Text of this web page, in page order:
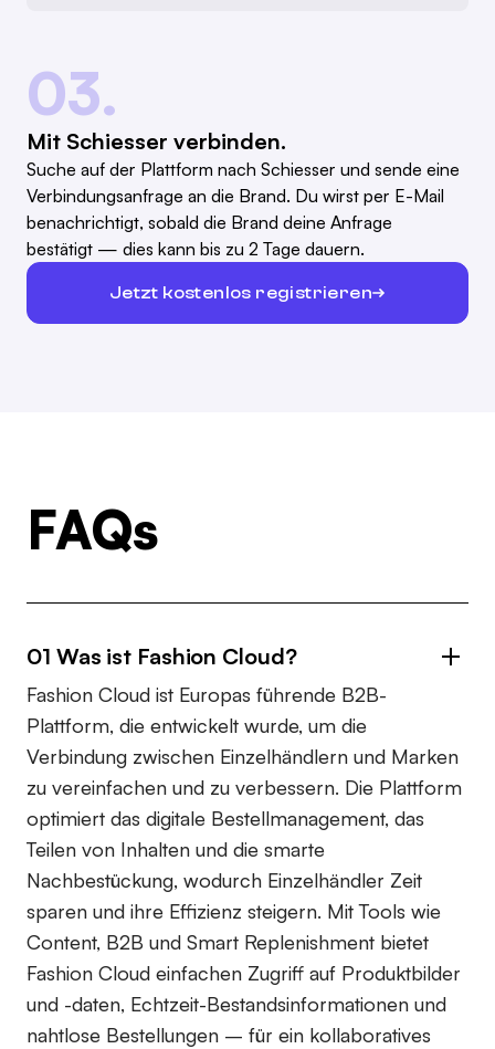
03.
Mit Schiesser verbinden.
Suche auf der Plattform nach Schiesser und sende eine
Verbindungsanfrage an die Brand. Du wirst per E-Mail
benachrichtigt, sobald die Brand deine Anfrage
bestätigt — dies kann bis zu 2 Tage dauern.
Jetzt kostenlos registrieren
FAQs
01 Was ist Fashion Cloud?
Fashion Cloud ist Europas führende B2B-
Plattform, die entwickelt wurde, um die
Verbindung zwischen Einzelhändlern und Marken
zu vereinfachen und zu verbessern. Die Plattform
optimiert das digitale Bestellmanagement, das
Teilen von Inhalten und die smarte
Nachbestückung, wodurch Einzelhändler Zeit
sparen und ihre Effizienz steigern. Mit Tools wie
Content, B2B und Smart Replenishment bietet
Fashion Cloud einfachen Zugriff auf Produktbilder
und -daten, Echtzeit-Bestandsinformationen und
nahtlose Bestellungen – für ein kollaboratives